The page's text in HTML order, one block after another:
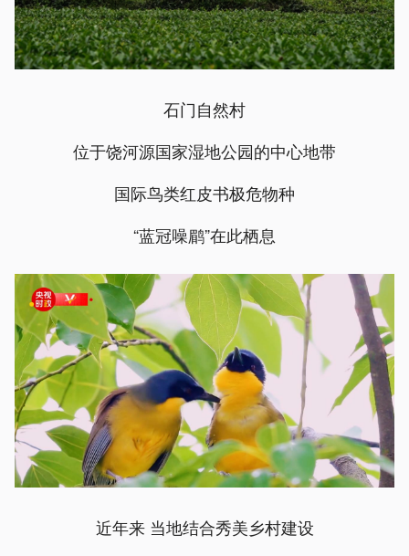
石门自然村
位于饶河源国家湿地公园的中心地带
国际鸟类红皮书极危物种
“蓝冠噪鹛”在此栖息
近年来 当地结合秀美乡村建设